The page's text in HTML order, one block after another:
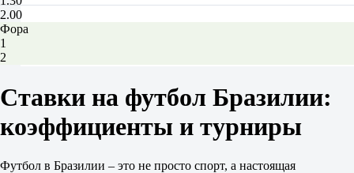
2.00
Фора
1
2
+1
Тотал
Ставки на футбол Бразилии:
коэффициенты и турниры
Футбол в Бразилии – это не просто спорт, а настоящая